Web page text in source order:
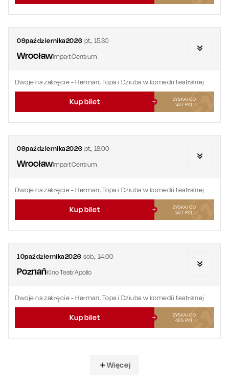
09października2026 pt.,15.30
WrocławImpart Centrum
Dwoje na zakręcie - Herman, Topa i Dziuba w komedii teatralnej
Kup bilet
ZYSKAJ OD
507 PKT
09października2026 pt.,18.00
WrocławImpart Centrum
Dwoje na zakręcie - Herman, Topa i Dziuba w komedii teatralnej
Kup bilet
ZYSKAJ OD
507 PKT
10października2026 sob.,14.00
PoznańKino Teatr Apollo
Dwoje na zakręcie - Herman, Topa i Dziuba w komedii teatralnej
Kup bilet
ZYSKAJ OD
465 PKT
Więcej